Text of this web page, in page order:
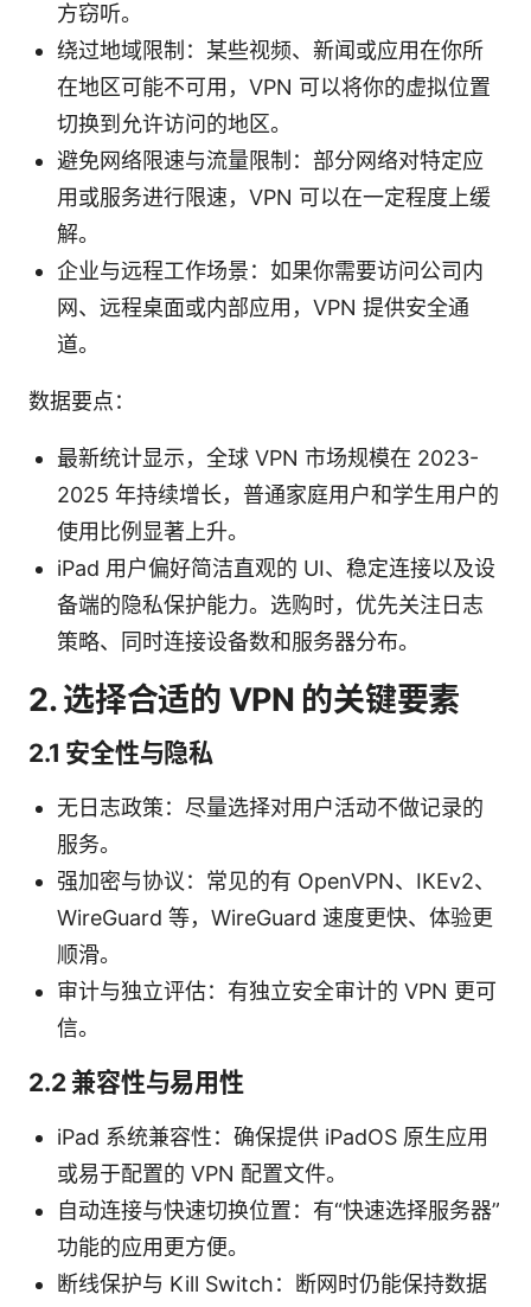
方窃听。
绕过地域限制：某些视频、新闻或应用在你所
在地区可能不可用，VPN 可以将你的虚拟位置
切换到允许访问的地区。
避免网络限速与流量限制：部分网络对特定应
用或服务进行限速，VPN 可以在一定程度上缓
解。
企业与远程工作场景：如果你需要访问公司内
网、远程桌面或内部应用，VPN 提供安全通
道。
数据要点：
最新统计显示，全球 VPN 市场规模在 2023-
2025 年持续增长，普通家庭用户和学生用户的
使用比例显著上升。
iPad 用户偏好简洁直观的 UI、稳定连接以及设
备端的隐私保护能力。选购时，优先关注日志
策略、同时连接设备数和服务器分布。
2. 选择合适的 VPN 的关键要素
2.1 安全性与隐私
无日志政策：尽量选择对用户活动不做记录的
服务。
强加密与协议：常见的有 OpenVPN、IKEv2、
WireGuard 等，WireGuard 速度更快、体验更
顺滑。
审计与独立评估：有独立安全审计的 VPN 更可
信。
2.2 兼容性与易用性
iPad 系统兼容性：确保提供 iPadOS 原生应用
或易于配置的 VPN 配置文件。
自动连接与快速切换位置：有“快速选择服务器”
功能的应用更方便。
断线保护与 Kill Switch：断网时仍能保持数据